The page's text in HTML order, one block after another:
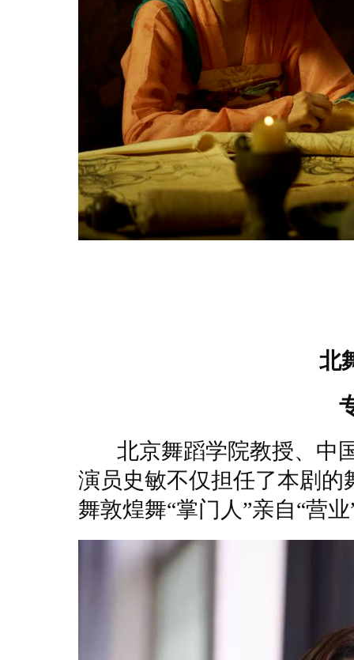
北
北京舞蹈学院教授、中
演员史敏不仅担任了本剧
舞敦煌舞“掌门人”亲自“营